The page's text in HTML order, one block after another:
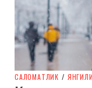
CАЛОМАТЛИК /